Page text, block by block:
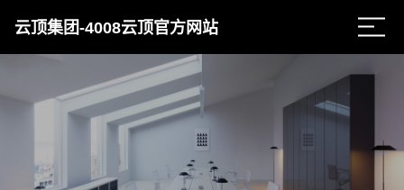
云顶集团-4008云顶官方网站